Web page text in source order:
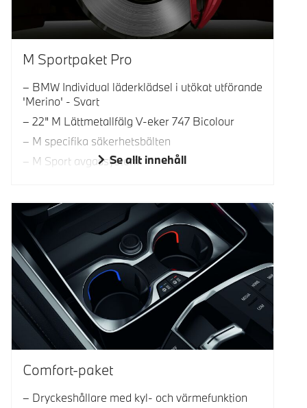
M Sportpaket Pro
BMW Individual läderklädsel i utökat utförande
'Merino' - Svart
22" M Lättmetallfälg V-eker 747 Bicolour
M specifika säkerhetsbälten
M Sport avgassystemSe allt innehåll
Comfort-paket
Dryckeshållare med kyl- och värmefunktion